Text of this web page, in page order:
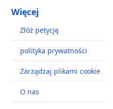
Więcej
Złóż petycję
polityka prywatności
Zarządzaj plikami cookie
O nas